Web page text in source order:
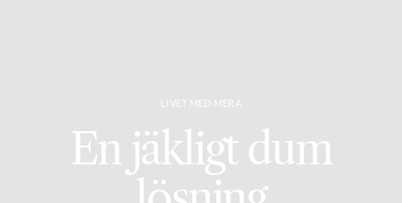
LIVET MED MERA
En jäkligt dum